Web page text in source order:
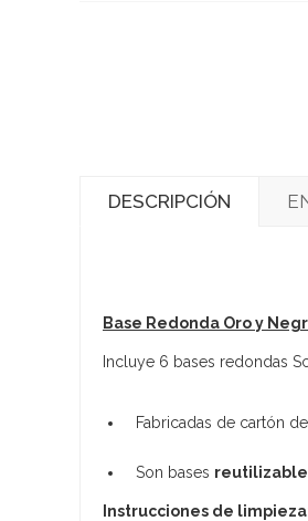
DESCRIPCIÓN
Base Redonda Oro y
Incluye 6 bases redondas
Fabricadas de cartón
Son bases
Instrucciones de limpieza